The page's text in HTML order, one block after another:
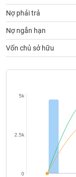
Nợ phải trả
Nợ ngắn hạn
Vốn chủ sở hữu
0
2.5k
5k
Bài
viết
của
tác
giả
(-)
cáo